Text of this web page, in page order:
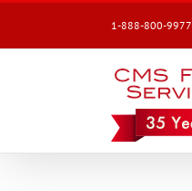
1-888-800-9977